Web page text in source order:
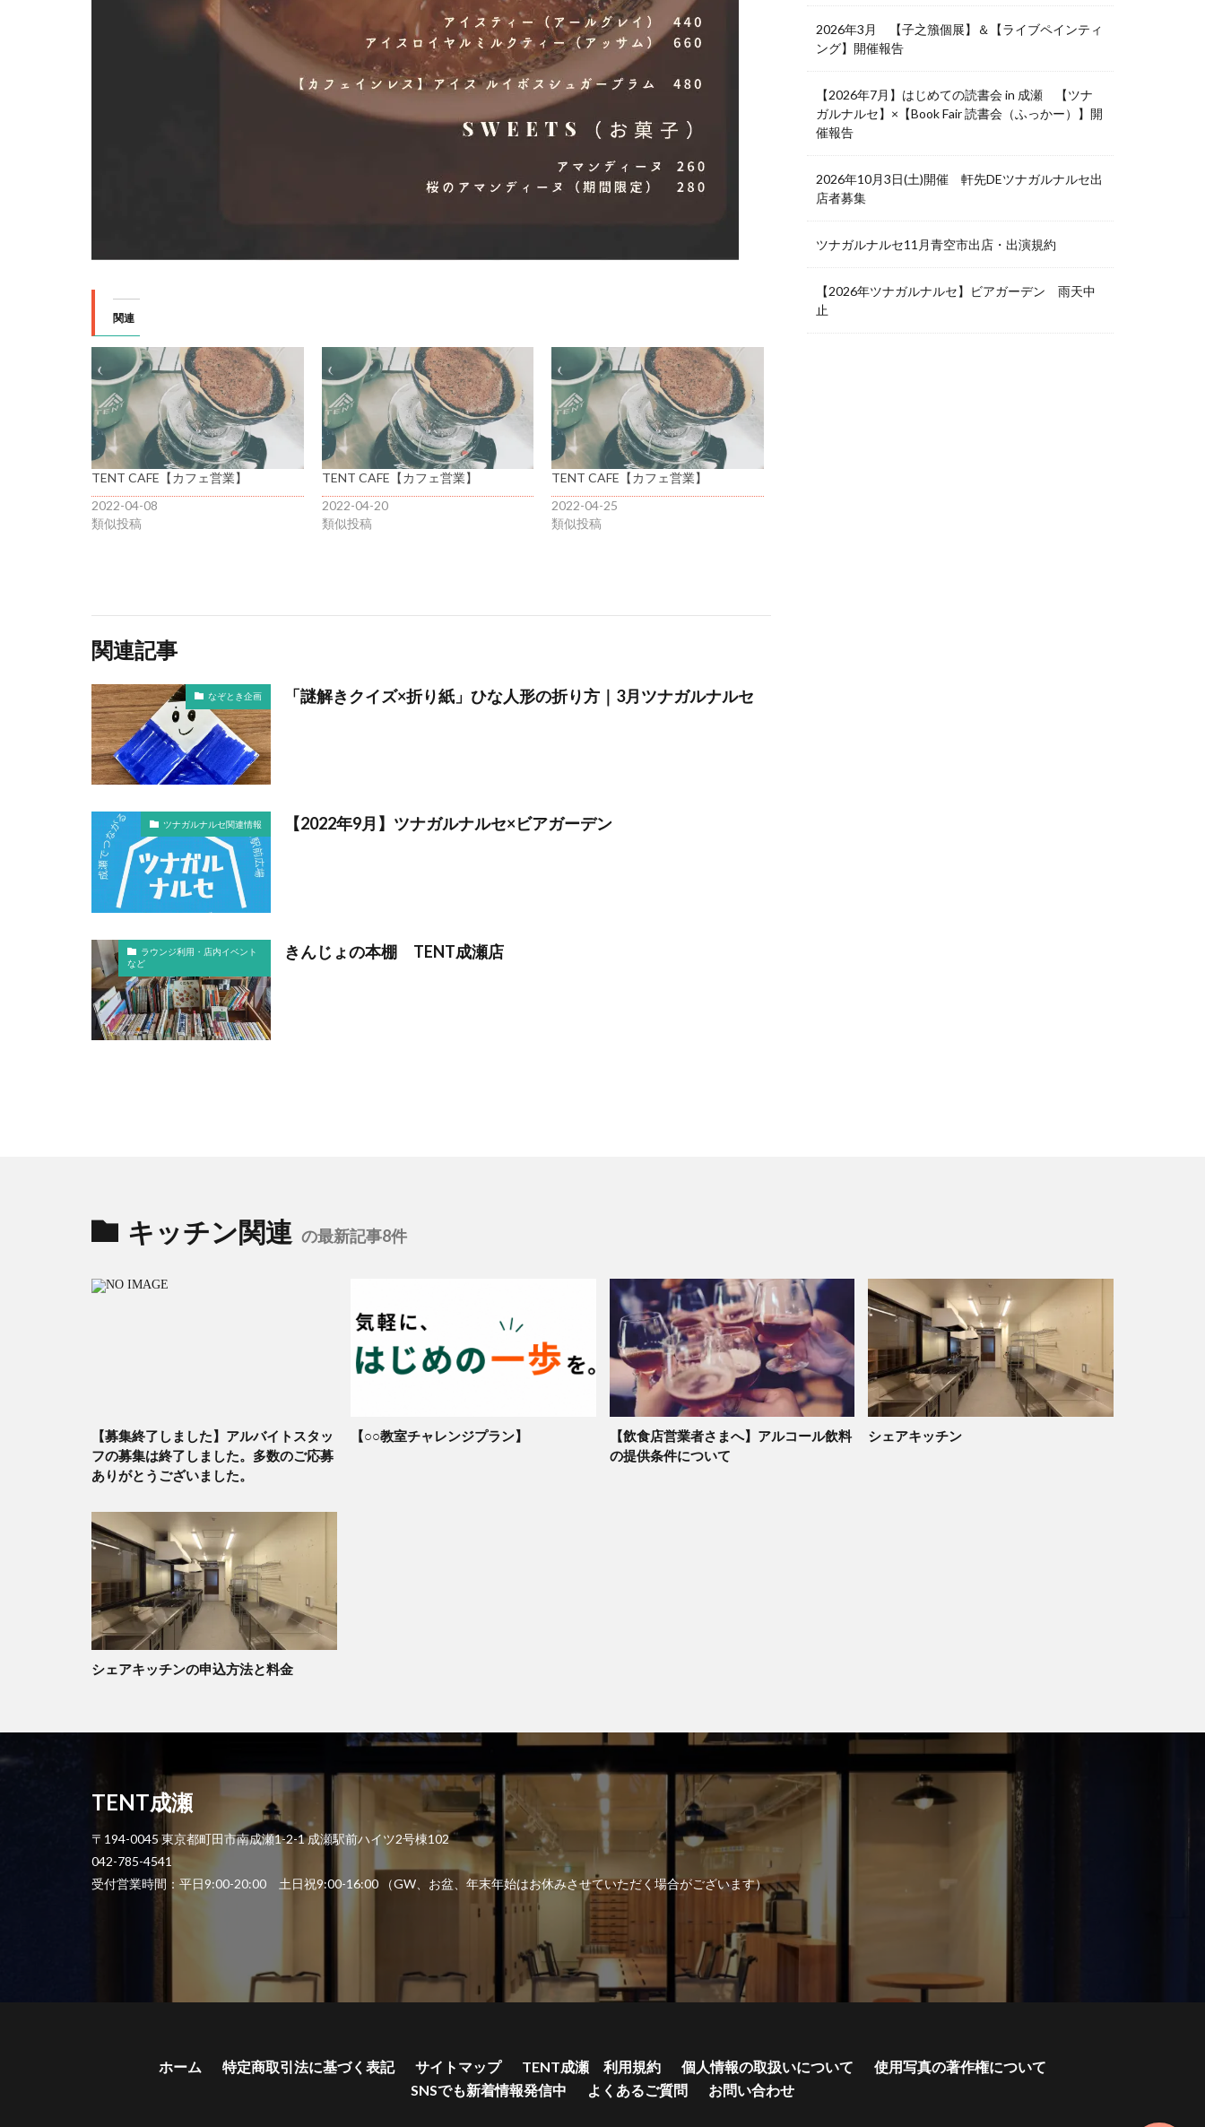
関連
TENT CAFE【カフェ営業】
2022-04-08
類似投稿
TENT CAFE【カフェ営業】
2022-04-20
類似投稿
TENT CAFE【カフェ営業】
2022-04-25
類似投稿
関連記事
なぞとき企画 「謎解きクイズ×折り紙」ひな人形の折り方｜3月ツナガルナルセ
ツナガルナルセ関連情報 【2022年9月】ツナガルナルセ×ビアガーデン
ラウンジ利用・店内イベント
など
きんじょの本棚 TENT成瀬店
2026年3月 【子之籏個展】＆【ライブペインティ
ング】開催報告
【2026年7月】はじめての読書会 in 成瀬 【ツナ
ガルナルセ】×【Book Fair 読書会（ふっかー）】開
催報告
2026年10月3日(土)開催 軒先DEツナガルナルセ出
店者募集
ツナガルナルセ11月青空市出店・出演規約
【2026年ツナガルナルセ】ビアガーデン 雨天中
止
キッチン関連 の最新記事8件
【募集終了しました】アルバイトスタッ
フの募集は終了しました。多数のご応募
ありがとうございました。
【○○教室チャレンジプラン】
【飲食店営業者さまへ】アルコール飲料
の提供条件について
シェアキッチン
シェアキッチンの申込方法と料金
TENT成瀬
〒194-0045 東京都町田市南成瀬1-2-1 成瀬駅前ハイツ2号棟102
042-785-4541
受付営業時間：平日9:00-20:00 土日祝9:00-16:00 （GW、お盆、年末年始はお休みさせていただく場合がございます）
ホーム 特定商取引法に基づく表記 サイトマップ TENT成瀬 利用規約 個人情報の取扱いについて
使用写真の著作権について
SNSでも新着情報発信中
よくあるご質問 お問い合わせ